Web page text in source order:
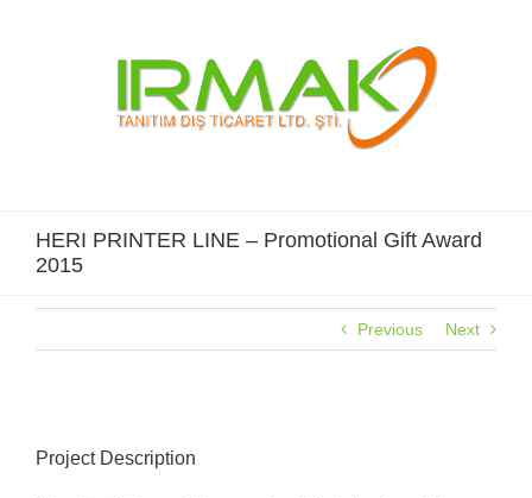
HERI PRINTER LINE – Promotional Gift Award
2015
Previous Next
Image
Project Description